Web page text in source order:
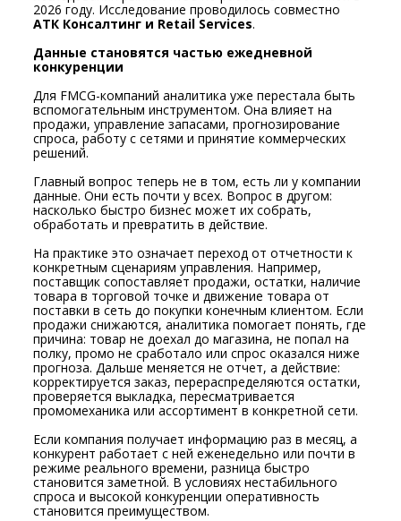
2026 году. Исследование проводилось совместно
АТК Консалтинг и Retail Services.
Данные становятся частью ежедневной
конкуренции
Для FMCG-компаний аналитика уже перестала быть
вспомогательным инструментом. Она влияет на
продажи, управление запасами, прогнозирование
спроса, работу с сетями и принятие коммерческих
решений.
Главный вопрос теперь не в том, есть ли у компании
данные. Они есть почти у всех. Вопрос в другом:
насколько быстро бизнес может их собрать,
обработать и превратить в действие.
На практике это означает переход от отчетности к
конкретным сценариям управления. Например,
поставщик сопоставляет продажи, остатки, наличие
товара в торговой точке и движение товара от
поставки в сеть до покупки конечным клиентом. Если
продажи снижаются, аналитика помогает понять, где
причина: товар не доехал до магазина, не попал на
полку, промо не сработало или спрос оказался ниже
прогноза. Дальше меняется не отчет, а действие:
корректируется заказ, перераспределяются остатки,
проверяется выкладка, пересматривается
промомеханика или ассортимент в конкретной сети.
Если компания получает информацию раз в месяц, а
конкурент работает с ней еженедельно или почти в
режиме реального времени, разница быстро
становится заметной. В условиях нестабильного
спроса и высокой конкуренции оперативность
становится преимуществом.